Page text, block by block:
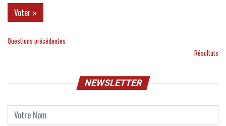
Questions précédentes
Résultats
NEWSLETTER